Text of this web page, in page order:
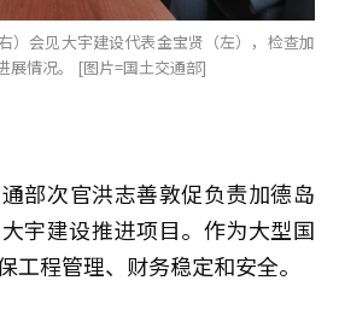
）会见大宇建设代表金宝贤（左），检查加
展情况。 [图片=国土交通部]
部次官洪志善敦促负责加德岛
宇建设推进项目。作为大型国
工程管理、财务稳定和安全。